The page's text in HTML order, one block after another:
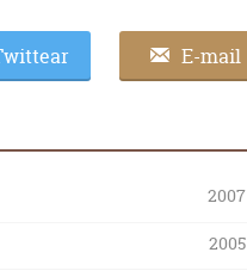
E-mail
2007
2005